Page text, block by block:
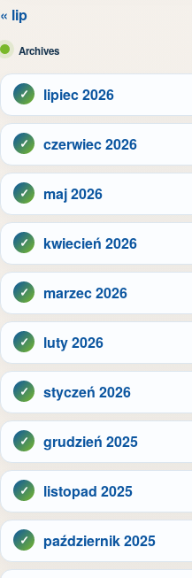
« lip
Archives
lipiec 2026
czerwiec 2026
maj 2026
kwiecień 2026
marzec 2026
luty 2026
styczeń 2026
grudzień 2025
listopad 2025
październik 2025